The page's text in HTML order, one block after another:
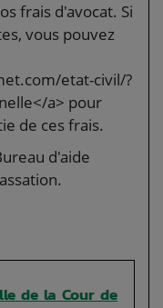
frais d'avocat. Si
vous pouvez
etat-civil/?
a> pour
de ces frais.
d'aide
de la Cour de